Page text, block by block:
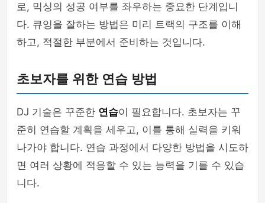
로, 믹싱의 성공 여부를 좌우하는 중요한 단계입니
다. 큐잉을 잘하는 방법은 미리 트랙의 구조를 이해
하고, 적절한 부분에서 준비하는 것입니다.
초보자를 위한 연습 방법
DJ 기술은 꾸준한 연습이 필요합니다. 초보자는 꾸
준히 연습할 계획을 세우고, 이를 통해 실력을 키워
나가야 합니다. 연습 과정에서 다양한 방법을 시도하
면 여러 상황에 적응할 수 있는 능력을 기를 수 있습
니다.